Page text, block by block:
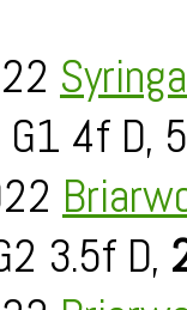
G1 4f D,
3.5f D,